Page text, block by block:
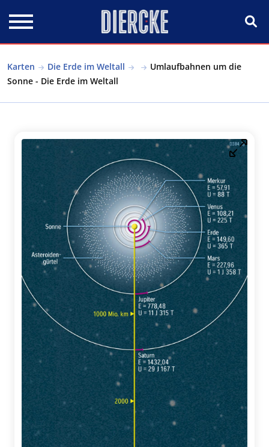
Karten Die Erde im Weltall
Umlaufbahnen um die
Sonne - Die Erde im Weltall